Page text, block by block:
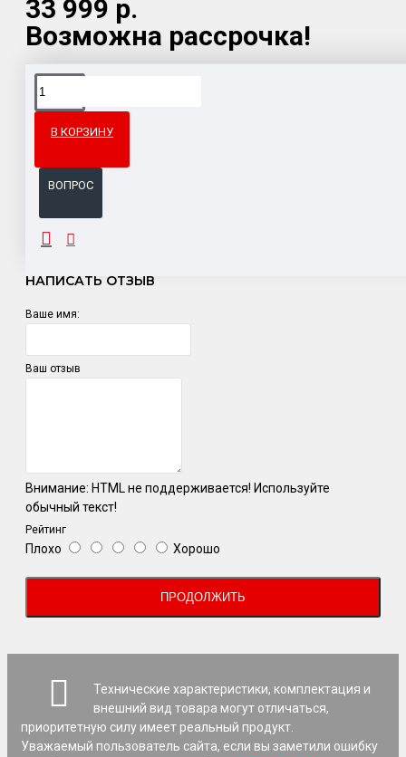
33 999 р.
Возможна рассрочка!
В КОРЗИНУ
ВОПРОС
Доставка товара по всему Таможенному союзу.
ОТЗЫВЫ
НАПИСАТЬ ОТЗЫВ
Ваше имя:
Ваш отзыв
Внимание: HTML не поддерживается! Используйте
обычный текст!
Рейтинг
Плохо Хорошо
ПРОДОЛЖИТЬ
Технические характеристики, комплектация и
внешний вид товара могут отличаться,
приоритетную силу имеет реальный продукт.
Уважаемый пользователь сайта, если вы заметили ошибку